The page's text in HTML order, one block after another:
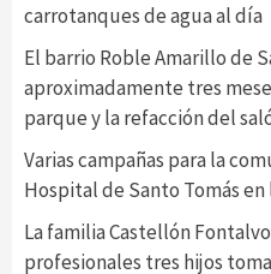
carrotanques de agua al día
El barrio Roble Amarillo de
aproximadamente tres
parque y la refacción del
Varias campañas para la
Hospital de Santo Tomás
La familia Castellón
profesionales tres hijos